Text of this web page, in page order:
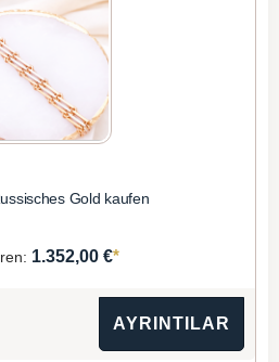
Gold kaufen
1.352,00 €*
AYRINTILAR